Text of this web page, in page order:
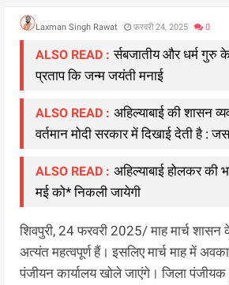
Laxman Singh Rawat फ़रवरी 24, 2025 0
ALSO READ : र्सबजातीय और धर्म गुरु के
प्रताप कि जन्म जयंती मनाई
ALSO READ : अहिल्याबाई की शासन
वर्तमान मोदी सरकार में दिखाई देती है :
ALSO READ : अहिल्याबाई होलकर की
मई को* निकली जायेगी
शिवपुरी, 24 फरवरी 2025/ माह मार्च शासन
अत्यंत महत्वपूर्ण हैं। इसलिए मार्च माह में
पंजीयन कार्यालय खोले जाएंगे। जिला पंजीयक